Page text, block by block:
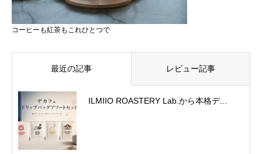
コーヒーも紅茶もこれひとつで
最近の記事 レビュー記事
ILMIIO ROASTERY Lab.から本格デ...